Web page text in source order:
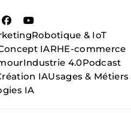
Robotique & IoT
IARHE-commerce
Industrie 4.0Podcast
IAUsages & Métiers
IA